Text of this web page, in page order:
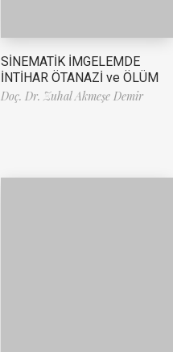
SİNEMATİK İMGELEMDE
İNTİHAR ÖTANAZİ ve ÖLÜM
Doç. Dr. Zuhal Akmeşe Demir